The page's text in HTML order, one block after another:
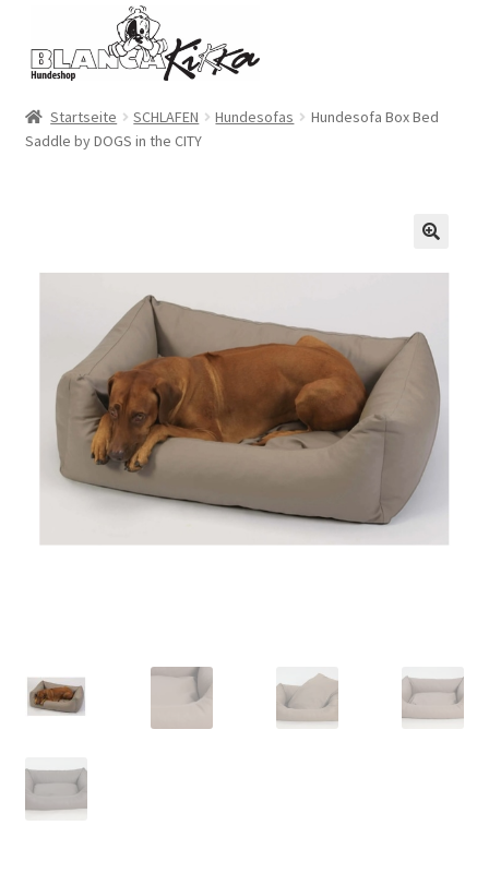
Navigation
springen
Inhalt
springen
Startseite SCHLAFEN Hundesofas
Hundesofa Box Bed
Saddle by DOGS in the CITY